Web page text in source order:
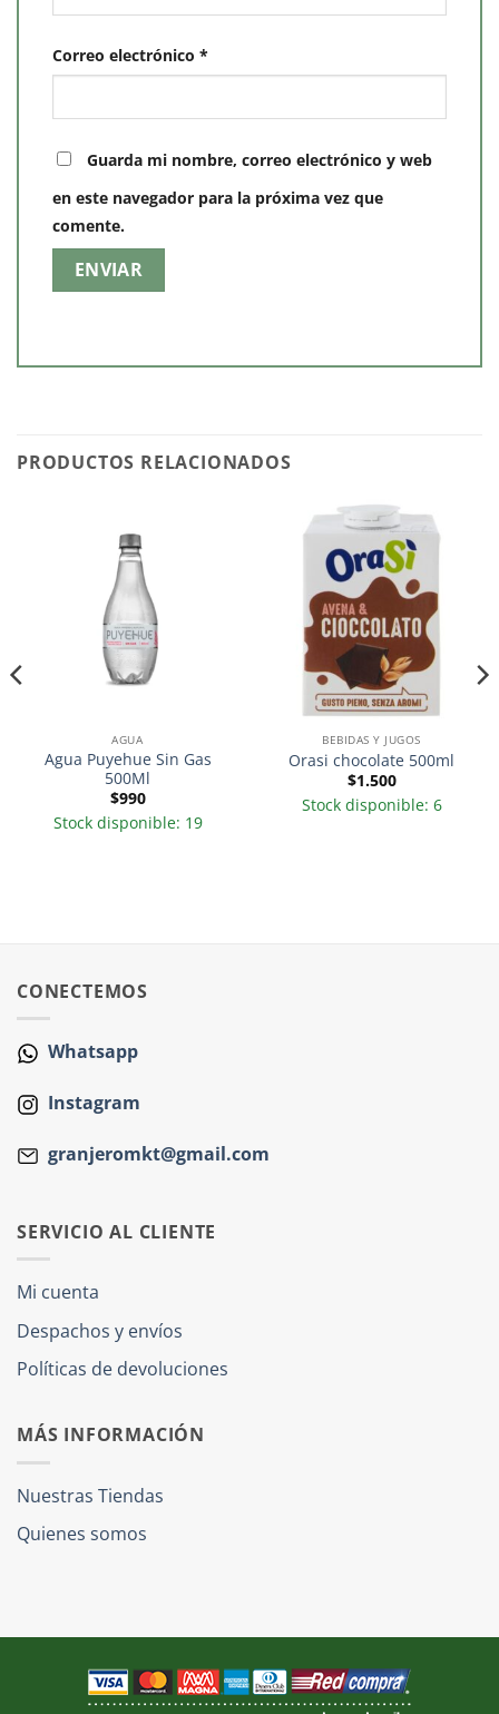
Correo electrónico *
Guarda mi nombre, correo electrónico y web
en este navegador para la próxima vez que
comente.
PRODUCTOS RELACIONADOS
AGUA
Agua Puyehue Sin Gas
500Ml
$990
Stock disponible: 19
BEBIDAS Y JUGOS
Orasi chocolate 500ml
$1.500
Stock disponible: 6
CONECTEMOS
Whatsapp
Instagram
granjeromkt@gmail.com
SERVICIO AL CLIENTE
Mi cuenta
Despachos y envíos
Políticas de devoluciones
MÁS INFORMACIÓN
Nuestras Tiendas
Quienes somos